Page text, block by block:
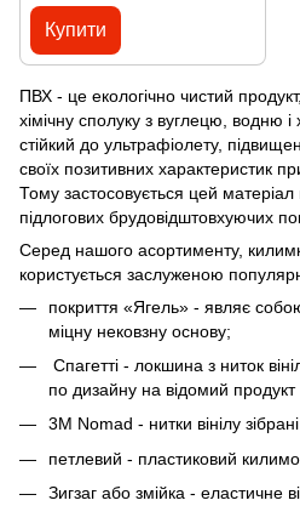
Купити
ПВХ - це екологічно чистий
хімічну сполуку з вуглецю, водню і
стійкий до ультрафіолету,
своїх позитивних характеристик
Тому застосовується цей
підлогових брудовідштовхуючих
Серед нашого асортименту,
користується заслуженою
покриття «Ягель» - являє собою
міцну нековзну основу;
Спагетті - локшина з ниток
по дизайну на відомий продукт
3M Nomad - нитки вінілу
петлевий - пластиковий
Зигзаг або змійка - еластичне